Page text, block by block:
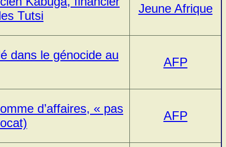
Tutsi
Jeune Afrique
dans le génocide au
AFP
d’affaires, « pas
AFP